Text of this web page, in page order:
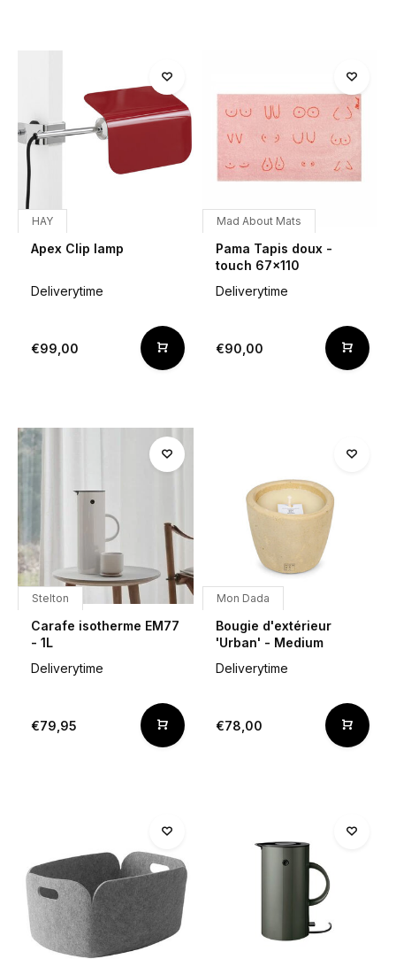
HAY
Apex Clip lamp
Deliverytime
€99,00
Mad About Mats
Pama Tapis doux -
touch 67x110
Deliverytime
€90,00
Stelton
Carafe isotherme EM77
- 1L
Deliverytime
€79,95
Mon Dada
Bougie d'extérieur
'Urban' - Medium
Deliverytime
€78,00